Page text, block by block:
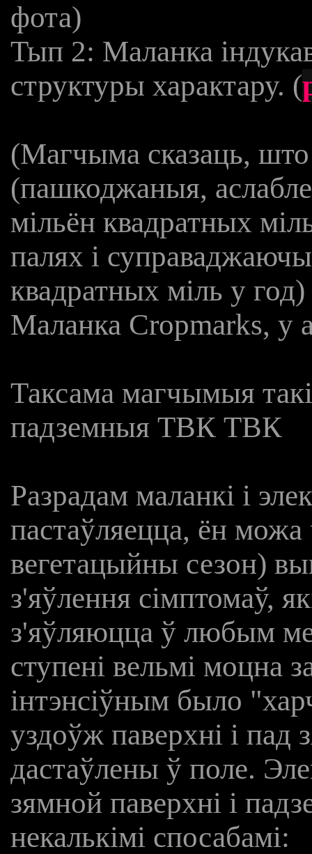
фота)
Тып 2: Маланка
структуры характару. (
(Магчыма сказаць,
(пашкоджаныя,
мільён квадратных
палях і
квадратных міль у
Маланка Cropmarks,
Таксама магчымыя
падземныя ТВК ТВК
Разрадам маланкі і
пастаўляецца, ён можа
вегетацыйны сезон)
з'яўлення сімптомаў,
з'яўляюцца ў любым
ступені вельмі моцна
інтэнсіўным было
уздоўж паверхні і пад
дастаўлены ў поле.
зямной паверхні і
некалькімі спосабамі: